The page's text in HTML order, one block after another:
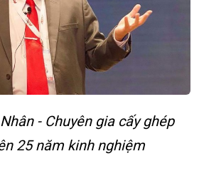
- Chuyên gia cấy ghép
25 năm kinh nghiệm